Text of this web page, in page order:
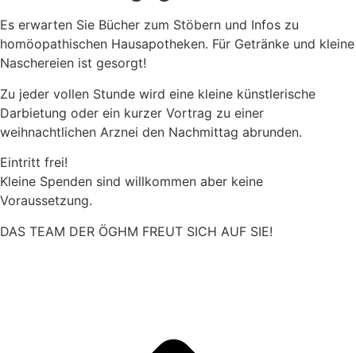
Es erwarten Sie Bücher zum Stöbern und Infos zu
homöopathischen Hausapotheken. Für Getränke und kleine
Naschereien ist gesorgt!
Zu jeder vollen Stunde wird eine kleine künstlerische
Darbietung oder ein kurzer Vortrag zu einer
weihnachtlichen Arznei den Nachmittag abrunden.
Eintritt frei!
Kleine Spenden sind willkommen aber keine
Voraussetzung.
DAS TEAM DER ÖGHM FREUT SICH AUF SIE!